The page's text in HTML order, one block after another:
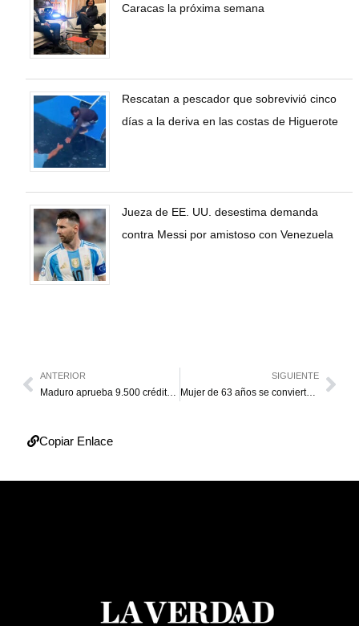
Caracas la próxima semana
Rescatan a pescador que sobrevivió cinco
días a la deriva en las costas de Higuerote
Jueza de EE. UU. desestima demanda
contra Messi por amistoso con Venezuela
ANTERIOR
Maduro aprueba 9.500 créditos para emprendedores
SIGUIENTE
Mujer de 63 años se convierte en madre en Italia
Copiar Enlace